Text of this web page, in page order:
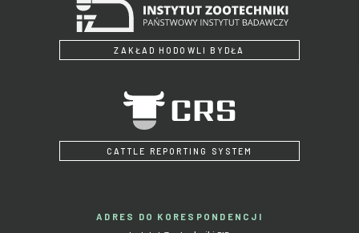
ZAKŁAD HODOWLI BYDŁA
CATTLE REPORTING SYSTEM
ADRES DO KORESPONDENCJI